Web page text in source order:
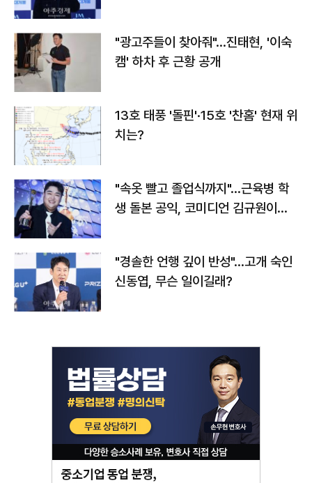
"광고주들이 찾아줘"…진태현, '이숙
캠' 하차 후 근황 공개
13호 태풍 '돌핀'·15호 '찬홈' 현재 위
치는?
"속옷 빨고 졸업식까지"…근육병 학
생 돌본 공익, 코미디언 김규원이었
"경솔한 언행 깊이 반성"…고개 숙인
신동엽, 무슨 일이길래?